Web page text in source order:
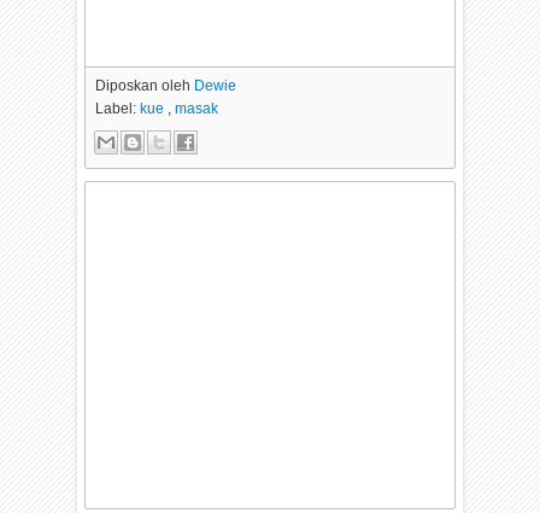
Diposkan oleh Dewie
Label: kue ,masak